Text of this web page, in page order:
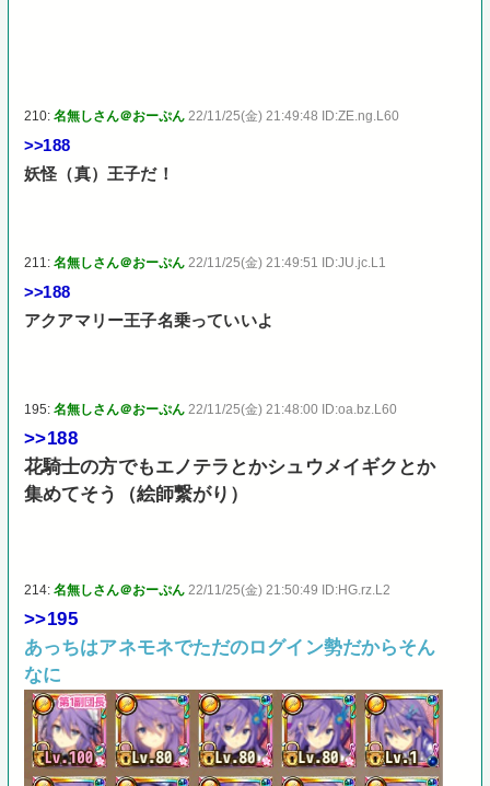
210:名無しさん＠おーぷん 22/11/25(金) 21:49:48 ID:ZE.ng.L60
>>188
妖怪（真）王子だ！
211:名無しさん＠おーぷん 22/11/25(金) 21:49:51 ID:JU.jc.L1
>>188
アクアマリー王子名乗っていいよ
195:名無しさん＠おーぷん 22/11/25(金) 21:48:00 ID:oa.bz.L60
>>188
花騎士の方でもエノテラとかシュウメイギクとか
集めてそう（絵師繋がり）
214:名無しさん＠おーぷん 22/11/25(金) 21:50:49 ID:HG.rz.L2
>>195
あっちはアネモネでただのログイン勢だからそん
なに